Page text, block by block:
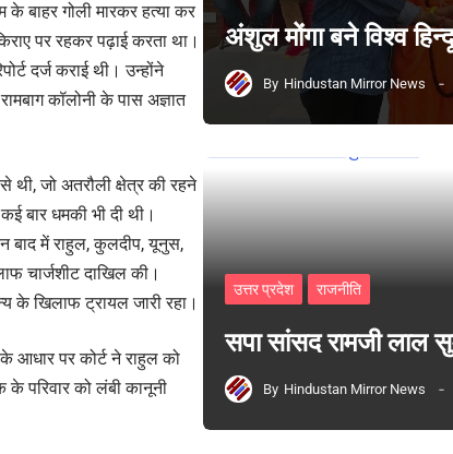
के बाहर गोली मारकर हत्या कर
पर रहकर पढ़ाई करता था।
दर्ज कराई थी। उन्होंने
कॉलोनी के पास अज्ञात
थी, जो अतरौली क्षेत्र की रहने
बार धमकी भी दी थी।
बाद में राहुल, कुलदीप, यूनुस,
चार्जशीट दाखिल की।
के खिलाफ ट्रायल जारी रहा।
आधार पर कोर्ट ने राहुल को
परिवार को लंबी कानूनी
अंशुल मोंगा बने विश्व
By Hindustan Mirror News
उत्तर प्रदेश राजनीति
सपा सांसद रामजी लाल
By Hindustan Mirror News